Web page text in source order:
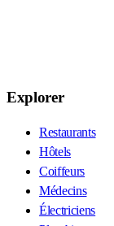
Explorer
Restaurants
Hôtels
Coiffeurs
Médecins
Électriciens